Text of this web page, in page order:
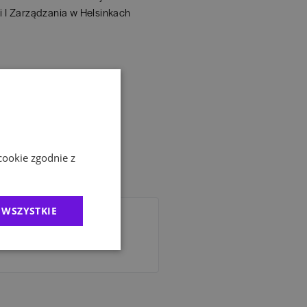
I Zarządzania w Helsinkach
zgodnie z